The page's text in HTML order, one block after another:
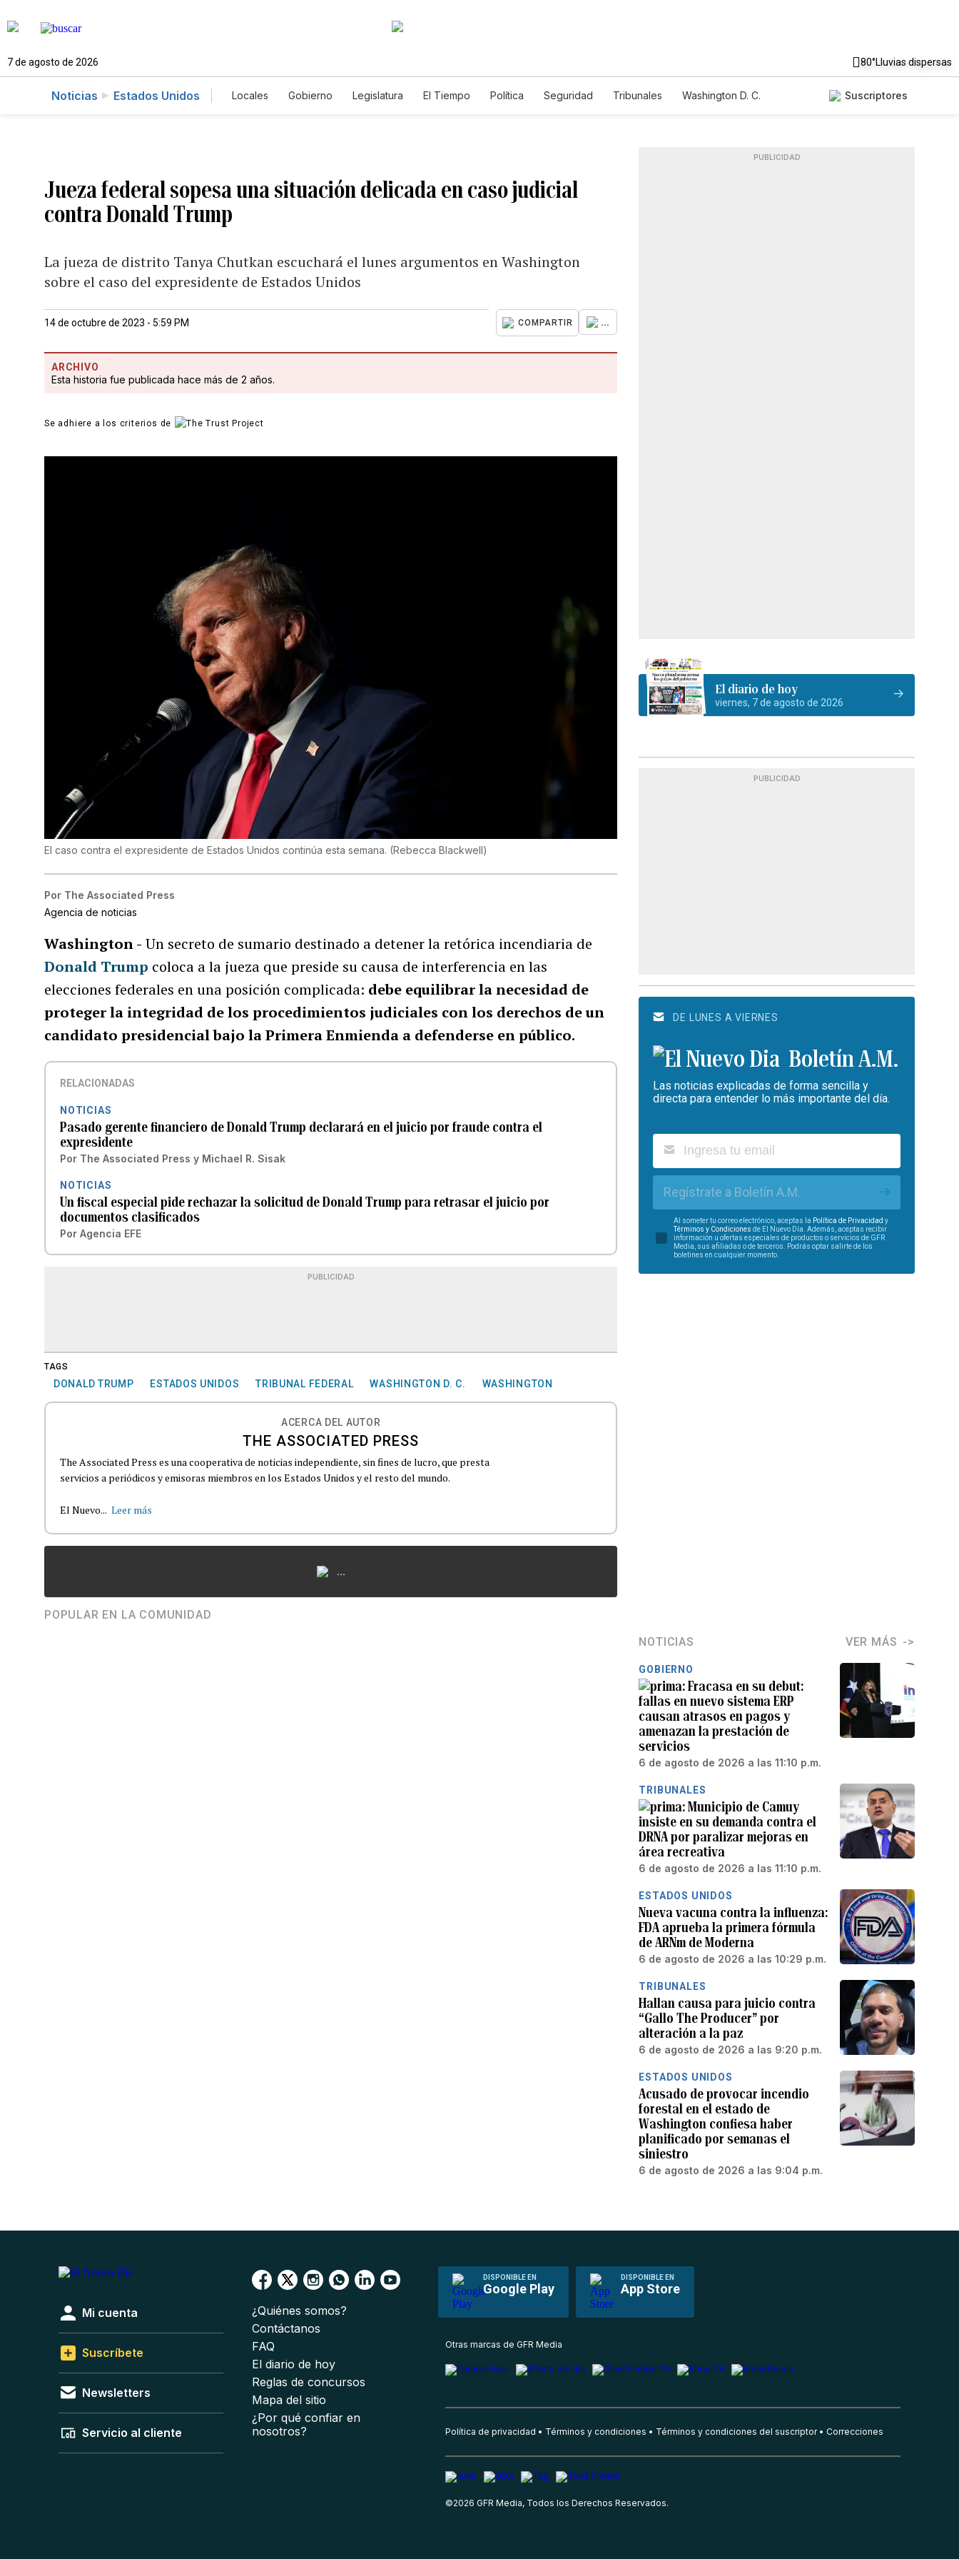
7 de agosto de 2026 80°Lluvias dispersas
Noticias Estados Unidos Locales Gobierno Legislatura El Tiempo Política Seguridad Tribunales
Washington D. C.
Suscriptores
Jueza federal sopesa una situación delicada en caso judicial
contra Donald Trump
La jueza de distrito Tanya Chutkan escuchará el lunes argumentos en Washington
sobre el caso del expresidente de Estados Unidos
14 de octubre de 2023 - 5:59 PM COMPARTIR ...
ARCHIVO
Esta historia fue publicada hace más de 2 años.
Se adhiere a los criterios de
El caso contra el expresidente de Estados Unidos continúa esta semana. (Rebecca Blackwell)
Por The Associated Press
Agencia de noticias
Washington - Un secreto de sumario destinado a detener la retórica incendiaria de
Donald Trump coloca a la jueza que preside su causa de interferencia en las
elecciones federales en una posición complicada: debe equilibrar la necesidad de
proteger la integridad de los procedimientos judiciales con los derechos de un
candidato presidencial bajo la Primera Enmienda a defenderse en público.
RELACIONADAS
NOTICIAS
Pasado gerente financiero de Donald Trump declarará en el juicio por fraude contra el
expresidente
Por The Associated Press y Michael R. Sisak
NOTICIAS
Un fiscal especial pide rechazar la solicitud de Donald Trump para retrasar el juicio por
documentos clasificados
Por Agencia EFE
PUBLICIDAD
TAGS
DONALD TRUMP ESTADOS UNIDOS TRIBUNAL FEDERAL WASHINGTON D. C. WASHINGTON
ACERCA DEL AUTOR
THE ASSOCIATED PRESS
The Associated Press es una cooperativa de noticias independiente, sin fines de lucro, que presta
servicios a periódicos y emisoras miembros en los Estados Unidos y el resto del mundo.
El Nuevo... Leer más
...
POPULAR EN LA COMUNIDAD
PUBLICIDAD
El diario de hoy
viernes, 7 de agosto de 2026
PUBLICIDAD
DE LUNES A VIERNES
Boletín A.M.
Las noticias explicadas de forma sencilla y
directa para entender lo más importante del día.
Regístrate a Boletín A.M.
Al someter tu correo electrónico, aceptas la Política de Privacidad y
Términos y Condiciones de El Nuevo Día. Además, aceptas recibir
información u ofertas especiales de productos o servicios de GFR
Media, sus afiliadas o de terceros. Podrás optar salirte de los
boletines en cualquier momento.
NOTICIAS VER MÁS
GOBIERNO
Fracasa en su debut:
fallas en nuevo sistema ERP
causan atrasos en pagos y
amenazan la prestación de
servicios
6 de agosto de 2026 a las 11:10 p.m.
TRIBUNALES
Municipio de Camuy
insiste en su demanda contra el
DRNA por paralizar mejoras en
área recreativa
6 de agosto de 2026 a las 11:10 p.m.
ESTADOS UNIDOS
Nueva vacuna contra la influenza:
FDA aprueba la primera fórmula
de ARNm de Moderna
6 de agosto de 2026 a las 10:29 p.m.
TRIBUNALES
Hallan causa para juicio contra
“Gallo The Producer” por
alteración a la paz
6 de agosto de 2026 a las 9:20 p.m.
ESTADOS UNIDOS
Acusado de provocar incendio
forestal en el estado de
Washington confiesa haber
planificado por semanas el
siniestro
6 de agosto de 2026 a las 9:04 p.m.
DISPONIBLE EN
Google Play
DISPONIBLE EN
App Store
Mi cuenta
Suscríbete
Newsletters
Servicio al cliente
¿Quiénes somos?
Contáctanos
FAQ
El diario de hoy
Reglas de concursos
Mapa del sitio
¿Por qué confiar en
nosotros?
Otras marcas de GFR Media
Política de privacidad Términos y condiciones Términos y condiciones del suscriptor Correcciones
©2026 GFR Media, Todos los Derechos Reservados.